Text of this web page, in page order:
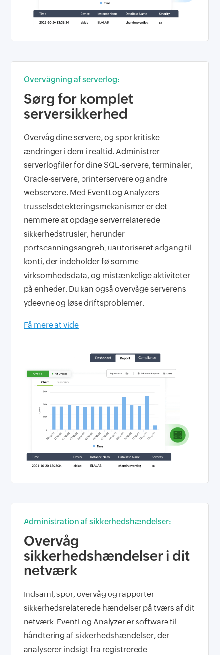
Overvågning af serverlog:
Sørg for komplet
serversikkerhed
Overvåg dine servere, og spor kritiske
ændringer i dem i realtid. Administrer
serverlogfiler for dine SQL-servere, terminaler,
Oracle-servere, printerservere og andre
webservere. Med EventLog Analyzers
trusselsdetekteringsmekanismer er det
nemmere at opdage serverrelaterede
sikkerhedstrusler, herunder
portscanningsangreb, uautoriseret adgang til
konti, der indeholder følsomme
virksomhedsdata, og mistænkelige aktiviteter
på enheder. Du kan også overvåge serverens
ydeevne og løse driftsproblemer.
Få mere at vide
Administration af sikkerhedshændelser:
Overvåg
sikkerhedshændelser i dit
netværk
Indsaml, spor, overvåg og rapporter
sikkerhedsrelaterede hændelser på tværs af dit
netværk. EventLog Analyzer er software til
håndtering af sikkerhedshændelser, der
analyserer indsigt fra registrerede